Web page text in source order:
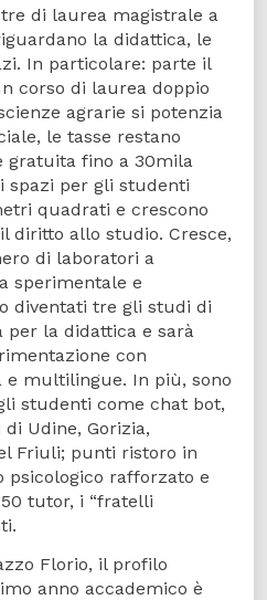
di laurea magistrale a
la didattica, le
In particolare: parte il
corso di laurea doppio
agrarie si potenzia
le tasse restano
gratuita fino a 30mila
spazi per gli studenti
quadrati e crescono
diritto allo studio. Cresce,
di laboratori a
sperimentale e
diventati tre gli studi di
per la didattica e sarà
con
multilingue. In più, sono
studenti come chat bot,
Udine, Gorizia,
Friuli; punti ristoro in
psicologico rafforzato e
tutor, i “fratelli
Florio, il profilo
anno accademico è